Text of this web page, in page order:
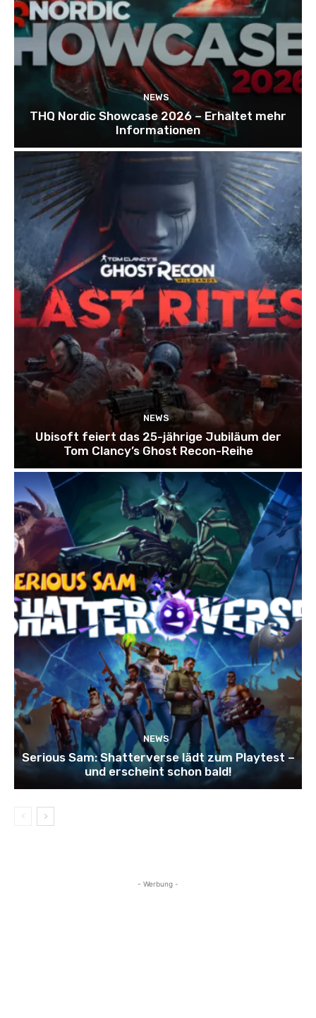
NEWS
THQ Nordic Showcase 2026 – Erhaltet mehr
Informationen
NEWS
Ubisoft feiert das 25-jährige Jubiläum der
Tom Clancy’s Ghost Recon-Reihe
NEWS
Serious Sam: Shatterverse lädt zum Playtest –
und erscheint schon bald!
- Werbung -